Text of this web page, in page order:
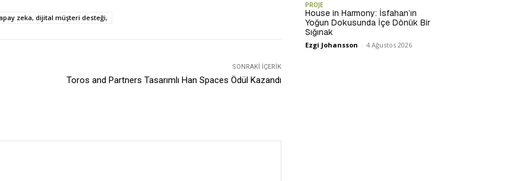
zeka, dijital müşteri desteği,
SONRAKI İÇERIK
Toros and Partners Tasarımlı Han Spaces Ödül Kazandı
PROJE
House in Harmony: İsfahan’ın
Yoğun Dokusunda İçe Dönük Bir
Sığınak
Ezgi Johansson - 4 Ağustos 2026